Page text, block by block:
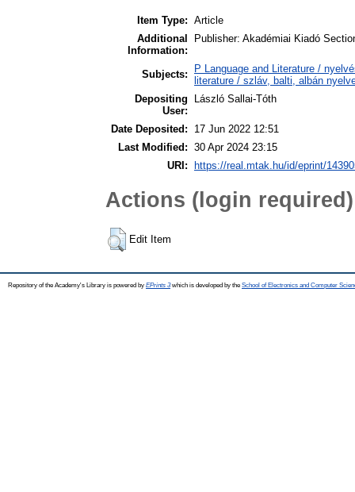
Item Type: Article
Additional
Information:
Publisher: Akadémiai Kiadó
Subjects:
P Language and Literature /
literature / szláv, balti, albán
Depositing
User:
László Sallai-Tóth
Date Deposited:
17 Jun 2022 12:51
Last Modified: 30 Apr 2024 23:15
URI:
https://real.mtak.hu/id/eprint/
Actions (login required)
Edit Item
Repository of the Academy's Library is powered by EPrints 3which is developed by the School of Electronics and Computer